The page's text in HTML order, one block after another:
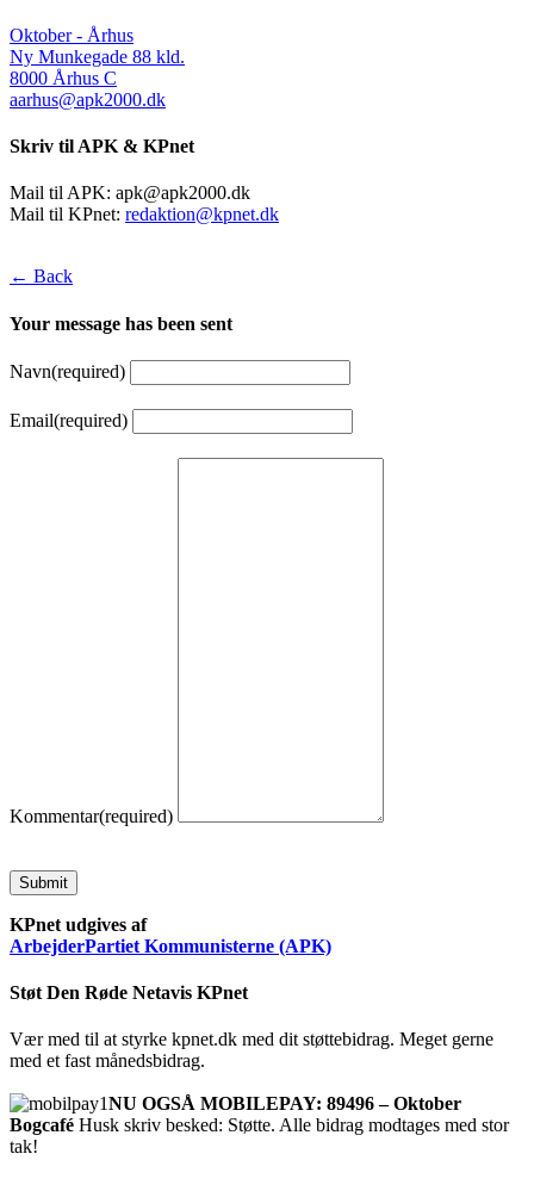
Oktober - Århus
Ny Munkegade 88 kld.
8000 Århus C
aarhus@apk2000.dk
Skriv til APK & KPnet
Mail til APK: apk@apk2000.dk
Mail til KPnet: redaktion@kpnet.dk
← Back
Your message has been sent
Navn(required)
Email(required)
Kommentar(required)
Submit
KPnet udgives af
ArbejderPartiet Kommunisterne (APK)
Støt Den Røde Netavis KPnet
Vær med til at styrke kpnet.dk med dit støttebidrag. Meget gerne
med et fast månedsbidrag.
NU OGSÅ MOBILEPAY: 89496 – Oktober
Bogcafé Husk skriv besked: Støtte. Alle bidrag modtages med stor
tak!